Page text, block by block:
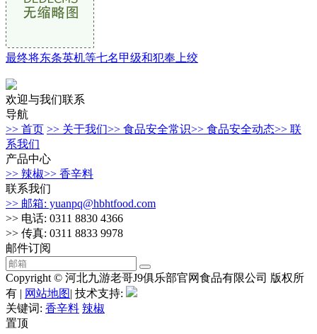
最终将东条英机等七名甲级和犯奉上绞
欢迎与我们联系
导航
>> 首页 >> 关于我们>> 食品安全常识>> 食品安全动态>> 联
系我们
产品中心
>> 辣椒>> 香辛料
联系我们
>> 邮箱: yuanpq@hbhtfood.com
>> 电话: 0311 8830 4366
>> 传真: 0311 8833 9978
邮件订阅
Copyright © 河北九游老哥J9俱乐部官网食品有限公司 版权所
有 | 网站地图| 技术支持:
关键词: 香辛料 辣椒
置顶